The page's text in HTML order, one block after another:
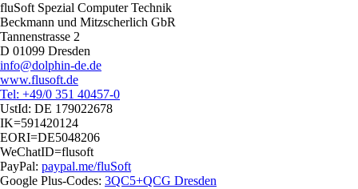
fluSoft Spezial Computer Technik
Beckmann und Mitzscherlich GbR
Tannenstrasse 2
D 01099 Dresden
info@dolphin-de.de
www.flusoft.de
Tel: +49/0 351 40457-0
UstId: DE 179022678
IK=591420124
EORI=DE5048206
WeChatID=flusoft
PayPal: paypal.me/fluSoft
Google Plus-Codes: 3QC5+QCG Dresden